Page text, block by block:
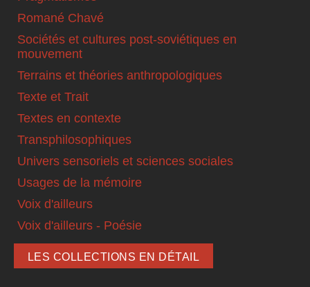
Romané Chavé
Sociétés et cultures post-soviétiques en
mouvement
Terrains et théories anthropologiques
Texte et Trait
Textes en contexte
Transphilosophiques
Univers sensoriels et sciences sociales
Usages de la mémoire
Voix d'ailleurs
Voix d'ailleurs - Poésie
LES COLLECTIONS EN DÉTAIL